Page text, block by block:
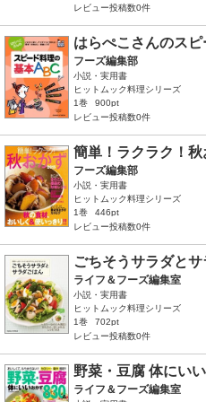
レビュー投稿数0件
はらぺこさんのス
フーズ編集部
小説・実用書
ヒットムック料理シリーズ
1巻
900pt
レビュー投稿数0件
簡単！ラクラク！
フーズ編集部
小説・実用書
ヒットムック料理シリーズ
1巻
446pt
レビュー投稿数0件
ごちそうサラダと
ライフ＆フーズ編集室
小説・実用書
ヒットムック料理シリーズ
1巻
702pt
レビュー投稿数0件
野菜・豆腐 体にい
ライフ＆フーズ編集室